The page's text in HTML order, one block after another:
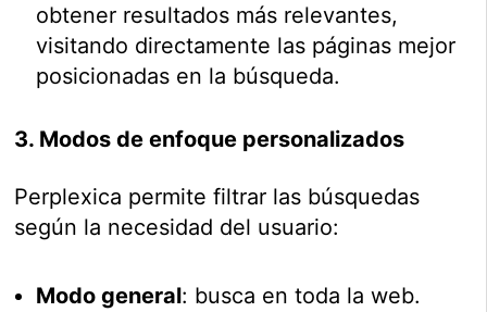
obtener resultados más relevantes,
visitando directamente las páginas mejor
posicionadas en la búsqueda.
3. Modos de enfoque personalizados
Perplexica permite filtrar las búsquedas
según la necesidad del usuario:
Modo general: busca en toda la web.